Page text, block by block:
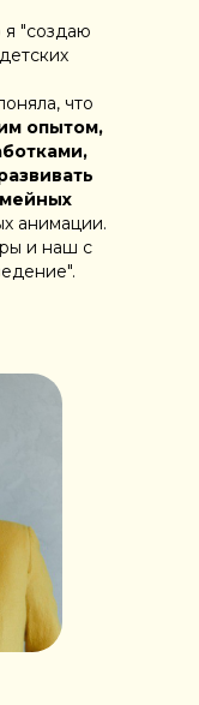
"создаю
что
опытом,
анимации.
и наш с